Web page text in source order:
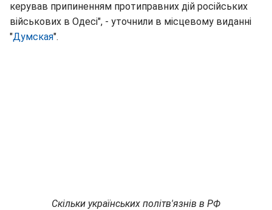
керував припиненням протиправних дій російських
військових в Одесі", - уточнили в місцевому виданні
"Думская".
Скільки українських політв'язнів в РФ